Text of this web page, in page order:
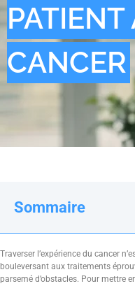
PATIENT
CANCER
Sommaire
Traverser l’expérience du cancer
bouleversant aux traitements
parsemé d’obstacles. Pour mettre